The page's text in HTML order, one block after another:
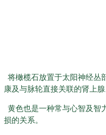
将橄榄石放置于太阳神经丛
康及与脉轮直接关联的肾上
黄色也是一种常与心智及智
损的关系。